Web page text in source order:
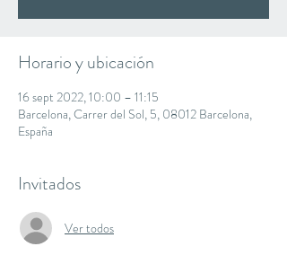
Horario y ubicación
16 sept 2022, 10:00 – 11:15
Barcelona, Carrer del Sol, 5, 08012 Barcelona,
España
Invitados
Ver todos